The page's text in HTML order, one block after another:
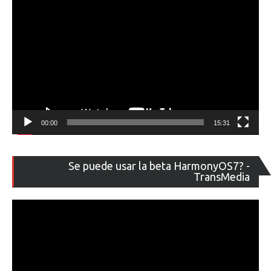
00:00 15:31
Se puede usar la beta HarmonyOS7? -
TransMedia
de